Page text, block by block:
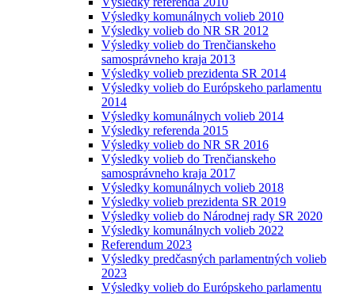
Výsledky komunálnych volieb 2010
Výsledky volieb do NR SR 2012
Výsledky volieb do Trenčianskeho
samosprávneho kraja 2013
Výsledky volieb prezidenta SR 2014
Výsledky volieb do Európskeho parlamentu
2014
Výsledky komunálnych volieb 2014
Výsledky referenda 2015
Výsledky volieb do NR SR 2016
Výsledky volieb do Trenčianskeho
samosprávneho kraja 2017
Výsledky komunálnych volieb 2018
Výsledky volieb prezidenta SR 2019
Výsledky volieb do Národnej rady SR 2020
Výsledky komunálnych volieb 2022
Referendum 2023
Výsledky predčasných parlamentných volieb
2023
Výsledky volieb do Európskeho parlamentu